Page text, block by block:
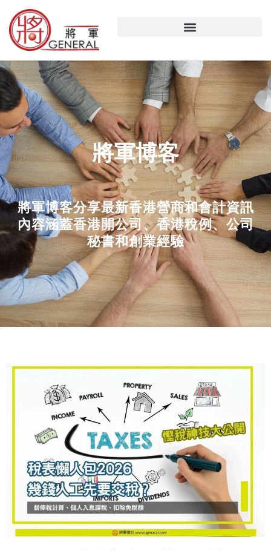
至
內
容
將軍博客
將軍博客分享最新香港營商和會計資訊
內容涵蓋香港開公司、香港稅例、公司
秘書和創業經驗